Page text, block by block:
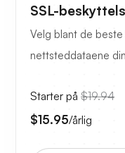
SSL-
Velg blant de beste
nettsteddataene
Starter på $19.94
$15.95/årlig